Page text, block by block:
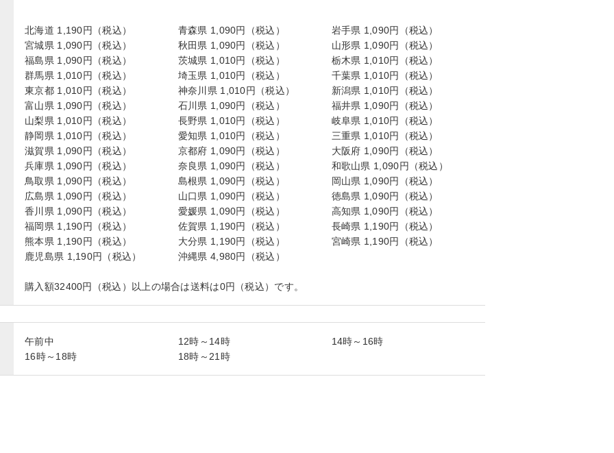
北海道 1,190円（税込） 青森県 1,090円（税込）
岩手県 1,090円（税込）
宮城県 1,090円（税込）
秋田県 1,090円（税込）
山形県 1,090円（税込）
福島県 1,090円（税込）
茨城県 1,010円（税込）
栃木県 1,010円（税込）
群馬県 1,010円（税込）
埼玉県 1,010円（税込）
千葉県 1,010円（税込）
東京都 1,010円（税込）
神奈川県 1,010円（税込）
新潟県 1,010円（税込）
富山県 1,090円（税込）
石川県 1,090円（税込）
福井県 1,090円（税込）
山梨県 1,010円（税込）
長野県 1,010円（税込）
岐阜県 1,010円（税込）
静岡県 1,010円（税込）
愛知県 1,010円（税込）
三重県 1,010円（税込）
滋賀県 1,090円（税込）
京都府 1,090円（税込）
大阪府 1,090円（税込）
兵庫県 1,090円（税込）
奈良県 1,090円（税込）
和歌山県 1,090円（税込）
鳥取県 1,090円（税込）
島根県 1,090円（税込）
岡山県 1,090円（税込）
広島県 1,090円（税込）
山口県 1,090円（税込）
徳島県 1,090円（税込）
香川県 1,090円（税込）
愛媛県 1,090円（税込）
高知県 1,090円（税込）
福岡県 1,190円（税込）
佐賀県 1,190円（税込）
長崎県 1,190円（税込）
熊本県 1,190円（税込）
大分県 1,190円（税込）
宮崎県 1,190円（税込）
鹿児島県 1,190円（税込）
沖縄県 4,980円（税込）
購入額32400円（税込）以上の場合は送料は0円（税込）です。
午前中 12時～14時
14時～16時
16時～18時
18時～21時